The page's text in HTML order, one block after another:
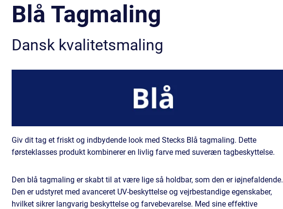
Blå Tagmaling
Dansk kvalitetsmaling
Giv dit tag et friskt og indbydende look med Stecks Blå tagmaling. Dette
førsteklasses produkt kombinerer en livlig farve med suveræn tagbeskyttelse.
Den blå tagmaling er skabt til at være lige så holdbar, som den er iøjnefaldende.
Den er udstyret med avanceret UV-beskyttelse og vejrbestandige egenskaber,
hvilket sikrer langvarig beskyttelse og farvebevarelse. Med sine effektive